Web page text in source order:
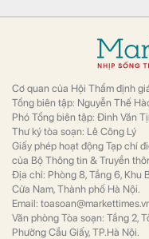
Cơ quan của Hội Thẩm định
Tổng biên tập: Nguyễn Thế
Phó Tổng biên tập: Đinh Văn
Thư ký tòa soạn: Lê Công Lý
Giấy phép hoạt động Tạp chí
của Bộ Thông tin & Truyền
Địa chỉ: Phòng 8, Tầng 6, Khu
Cửa Nam, Thành phố Hà Nội.
Email:
Văn phòng Tòa soạn: Tầng 2,
Phường Cầu Giấy, TP.Hà Nội.